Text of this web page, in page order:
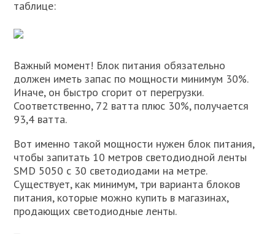
таблице:
Важный момент! Блок питания обязательно
должен иметь запас по мощности минимум 30%.
Иначе, он быстро сгорит от перегрузки.
Соответственно, 72 ватта плюс 30%, получается
93,4 ватта.
Вот именно такой мощности нужен блок питания,
чтобы запитать 10 метров светодиодной ленты
SMD 5050 c 30 светодиодами на метре.
Существует, как минимум, три варианта блоков
питания, которые можно купить в магазинах,
продающих светодиодные ленты.